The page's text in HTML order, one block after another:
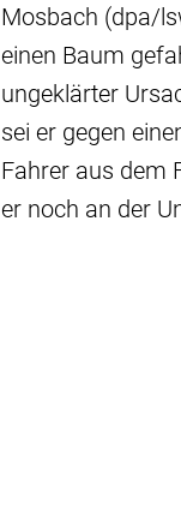
Mosbach (dpa/
einen Baum
ungeklärter
sei er gegen
Fahrer aus dem
er noch an der